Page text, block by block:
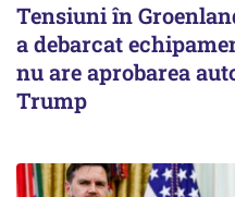
Tensiuni în
a debarcat
nu are aprobarea
Trump